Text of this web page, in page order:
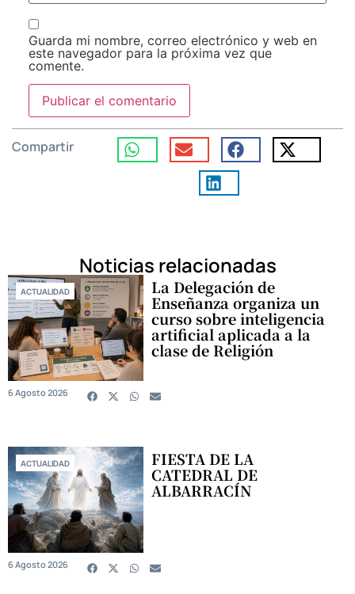
Guarda mi nombre, correo electrónico y web en
este navegador para la próxima vez que
comente.
Compartir
Noticias relacionadas
ACTUALIDAD La Delegación de
Enseñanza organiza un
curso sobre inteligencia
artificial aplicada a la
clase de Religión
6 Agosto 2026
ACTUALIDAD FIESTA DE LA
CATEDRAL DE
ALBARRACÍN
6 Agosto 2026